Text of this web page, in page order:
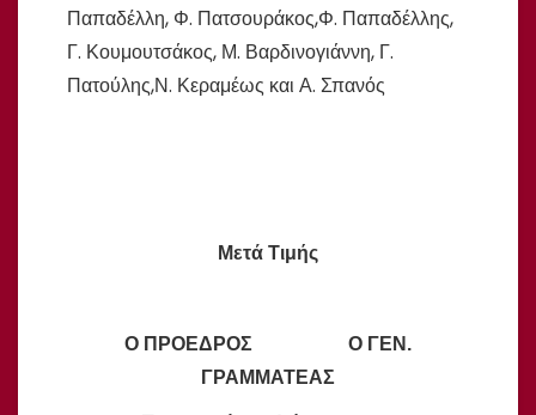
Παπαδέλλη, Φ. Πατσουράκος,Φ. Παπαδέλλης,
Γ. Κουμουτσάκος, Μ. Βαρδινογιάννη, Γ.
Πατούλης,Ν. Κεραμέως και Α. Σπανός
Μετά Τιμής
Ο ΠΡΟΕΔΡΟΣ Ο ΓΕΝ.
ΓΡΑΜΜΑΤΕΑΣ